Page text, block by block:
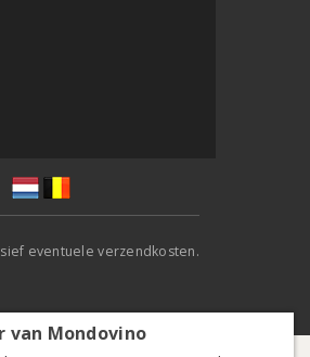
eventuele verzendkosten.
van Mondovino